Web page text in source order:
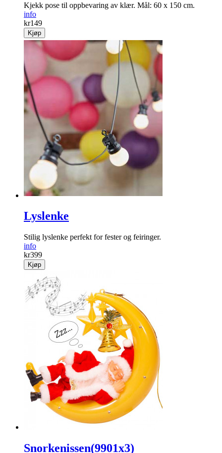
Kjekk pose til opp­bevaring av klær. Mål: 60 x 150 cm.
info
kr149
Kjøp
Lyslenke
Stilig lyslenke perfekt for fester og feiringer.
info
kr399
Kjøp
Snorkenissen(9901x3)